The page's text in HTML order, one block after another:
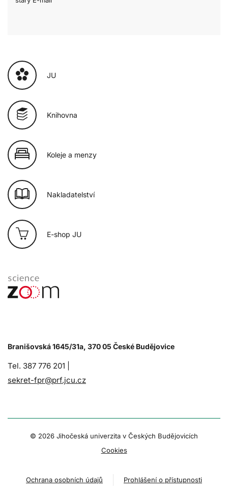
JU
Knihovna
Koleje a menzy
Nakladatelství
E-shop JU
Branišovská 1645/31a, 370 05 České Budějovice
Tel. 387 776 201 |
sekret-fpr@prf.jcu.cz
© 2026 Jihočeská univerzita v Českých Budějovicích
Cookies
Ochrana osobních údajů Prohlášení o přístupnosti